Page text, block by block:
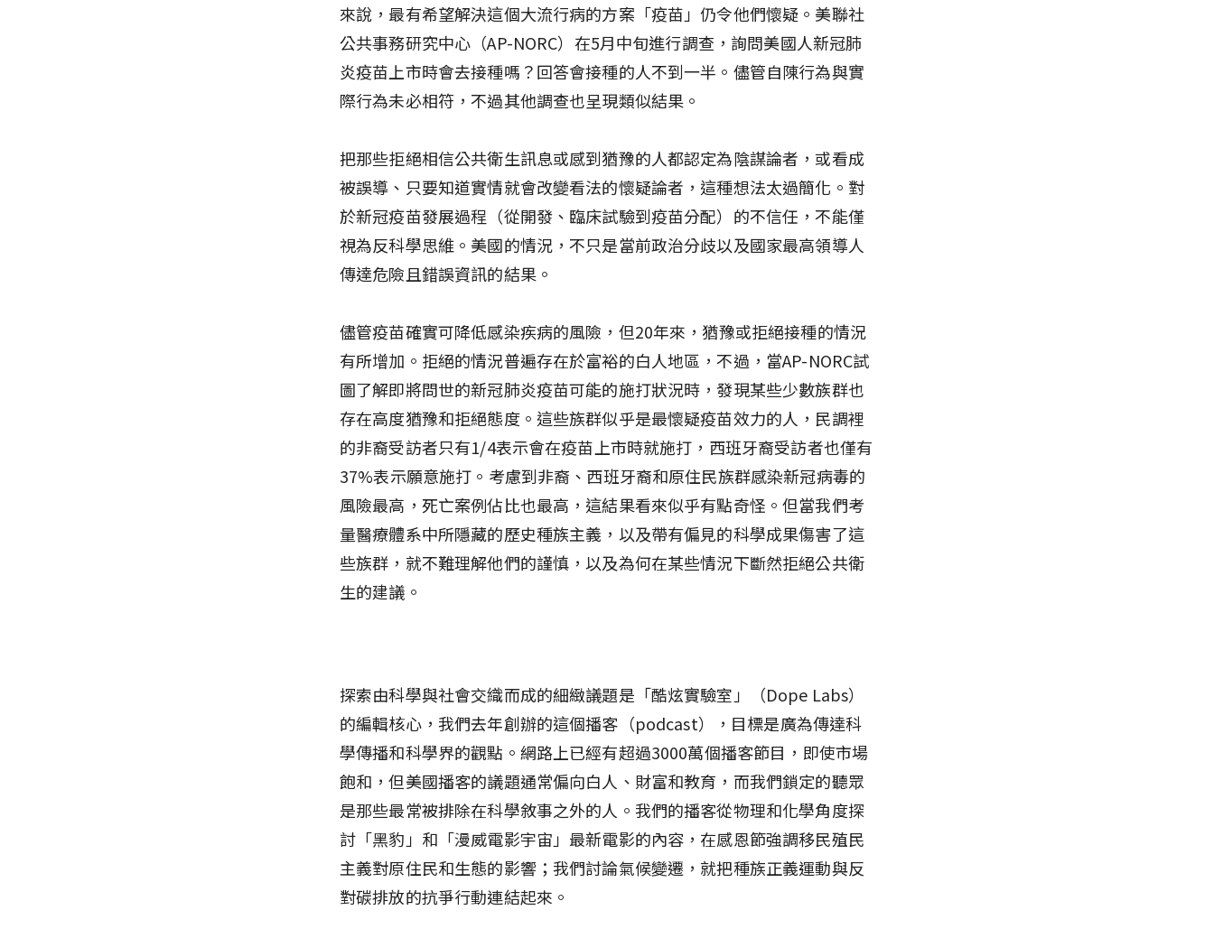
來說，最有希望解決這個大流行病的方案「疫苗」仍令他們懷疑。美聯社
公共事務研究中心（AP-NORC）在5月中旬進行調查，詢問美國人新冠肺
炎疫苗上市時會去接種嗎？回答會接種的人不到一半。儘管自陳行為與實
際行為未必相符，不過其他調查也呈現類似結果。
把那些拒絕相信公共衛生訊息或感到猶豫的人都認定為陰謀論者，或看成
被誤導、只要知道實情就會改變看法的懷疑論者，這種想法太過簡化。對
於新冠疫苗發展過程（從開發、臨床試驗到疫苗分配）的不信任，不能僅
視為反科學思維。美國的情況，不只是當前政治分歧以及國家最高領導人
傳達危險且錯誤資訊的結果。
儘管疫苗確實可降低感染疾病的風險，但20年來，猶豫或拒絕接種的情況
有所增加。拒絕的情況普遍存在於富裕的白人地區，不過，當AP-NORC試
圖了解即將問世的新冠肺炎疫苗可能的施打狀況時，發現某些少數族群也
存在高度猶豫和拒絕態度。這些族群似乎是最懷疑疫苗效力的人，民調裡
的非裔受訪者只有1/4表示會在疫苗上市時就施打，西班牙裔受訪者也僅有
37%表示願意施打。考慮到非裔、西班牙裔和原住民族群感染新冠病毒的
風險最高，死亡案例佔比也最高，這結果看來似乎有點奇怪。但當我們考
量醫療體系中所隱藏的歷史種族主義，以及帶有偏見的科學成果傷害了這
些族群，就不難理解他們的謹慎，以及為何在某些情況下斷然拒絕公共衛
生的建議。
探索由科學與社會交織而成的細緻議題是「酷炫實驗室」（Dope Labs）
的編輯核心，我們去年創辦的這個播客（podcast），目標是廣為傳達科
學傳播和科學界的觀點。網路上已經有超過3000萬個播客節目，即使市場
飽和，但美國播客的議題通常偏向白人、財富和教育，而我們鎖定的聽眾
是那些最常被排除在科學敘事之外的人。我們的播客從物理和化學角度探
討「黑豹」和「漫威電影宇宙」最新電影的內容，在感恩節強調移民殖民
主義對原住民和生態的影響；我們討論氣候變遷，就把種族正義運動與反
對碳排放的抗爭行動連結起來。